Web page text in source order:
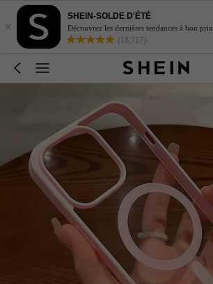
×
SHEIN-SOLDE D'ÉTÉ
Découvrez les dernières tendances à bon prix.
(18,717)